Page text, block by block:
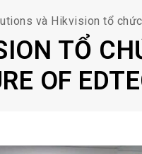
và Hikvision tổ
TỔ
OF